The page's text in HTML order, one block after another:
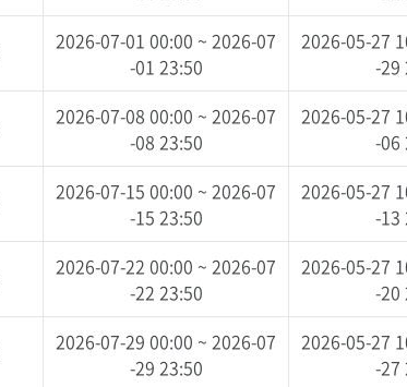
2026-07-01 00:00 ~ 2026-07
-01 23:50
2026-05-27
-29
2026-07-08 00:00 ~ 2026-07
-08 23:50
2026-05-27
-06
2026-07-15 00:00 ~ 2026-07
-15 23:50
2026-05-27
-13
2026-07-22 00:00 ~ 2026-07
-22 23:50
2026-05-27
-20
2026-07-29 00:00 ~ 2026-07
-29 23:50
2026-05-27
-27